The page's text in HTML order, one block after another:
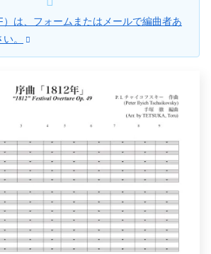
は、フォームまたはメールで編曲者あ
。